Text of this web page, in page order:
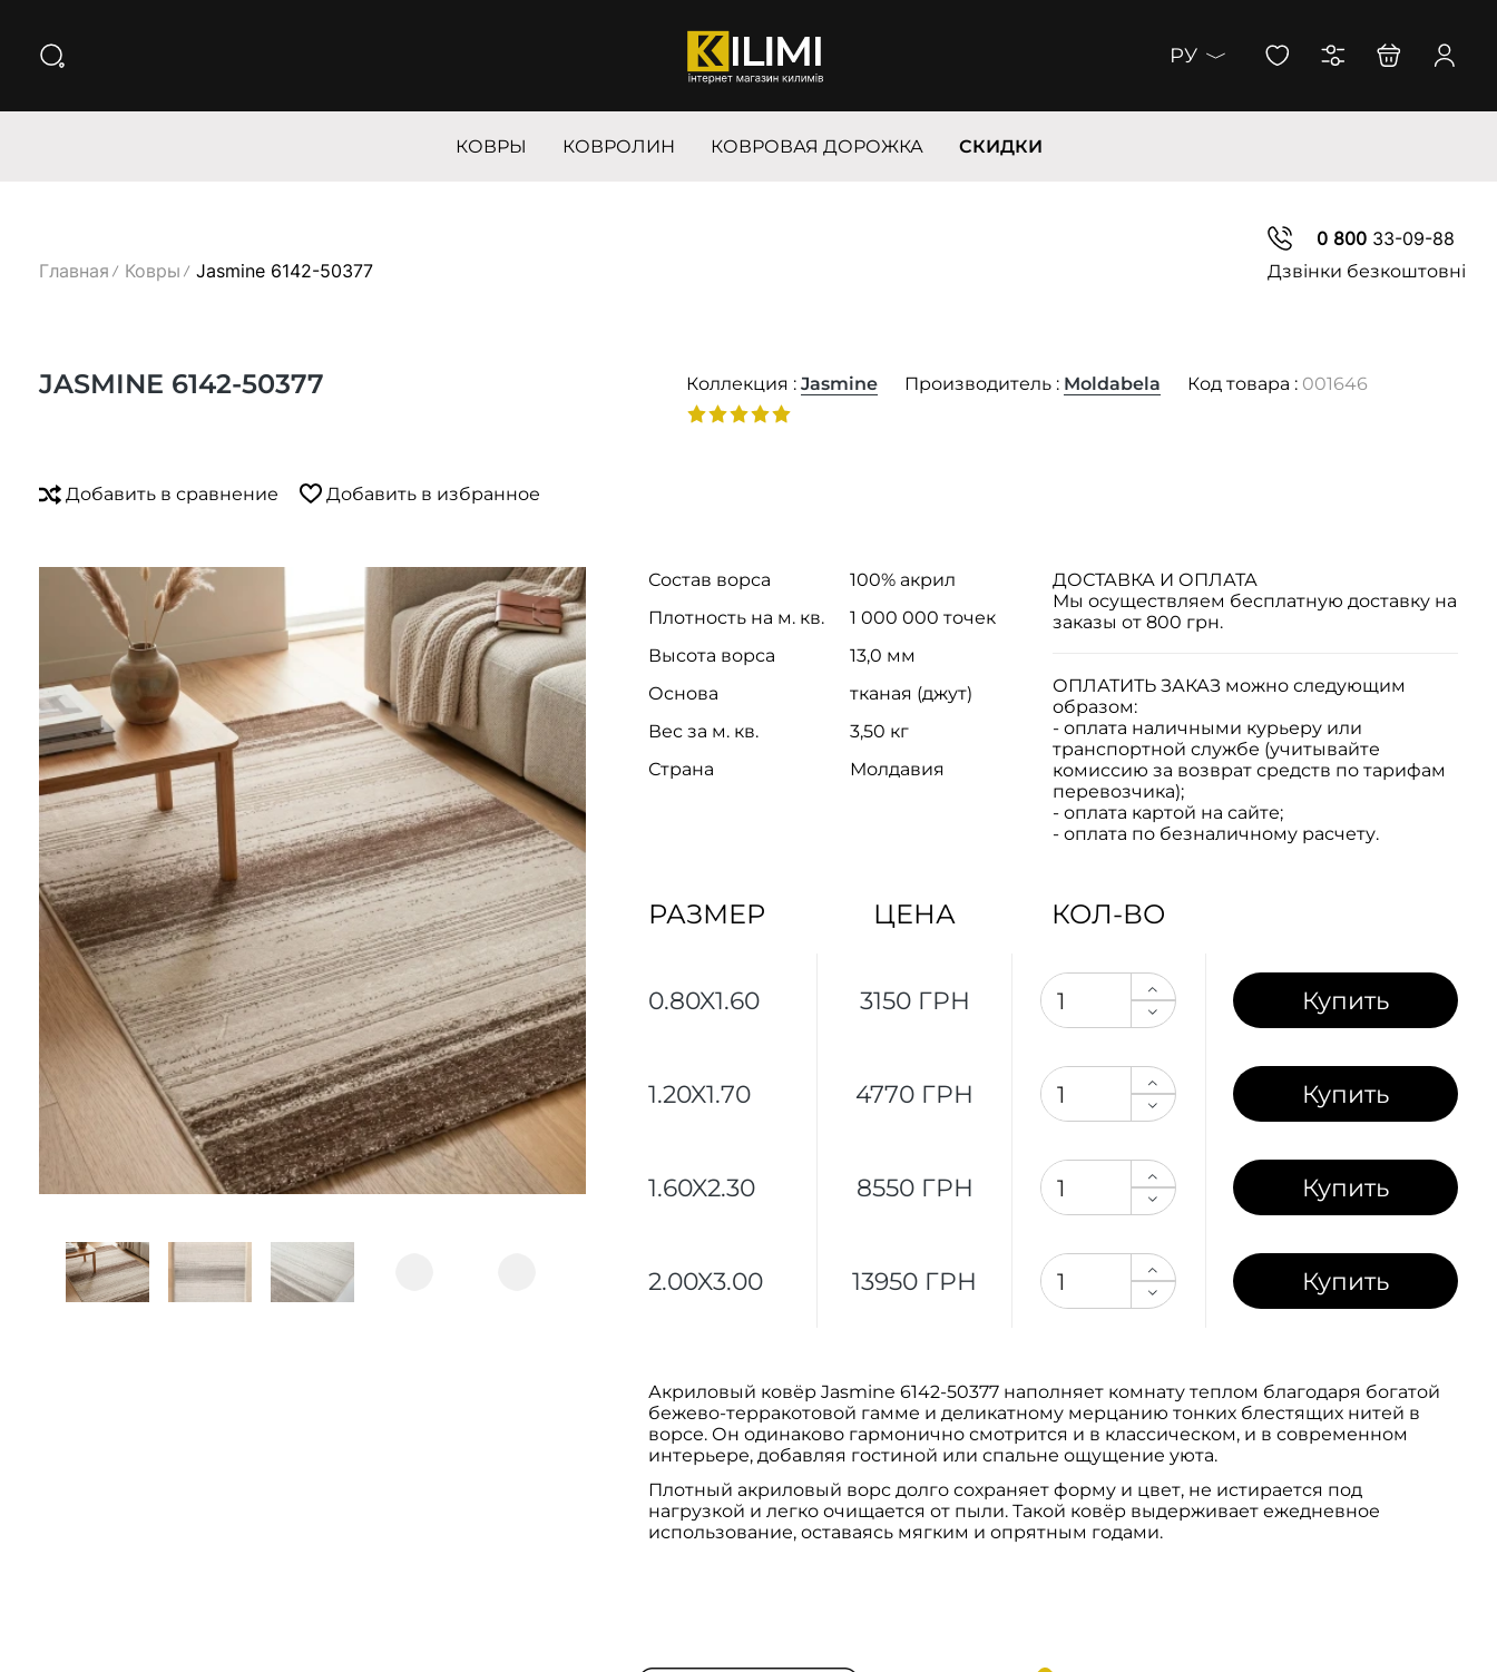
РУ
КОВРЫ КОВРОЛИН КОВРОВАЯ ДОРОЖКА СКИДКИ
Главная Ковры Jasmine 6142-50377
0 80033-09-88
Дзвінки безкоштовні
JASMINE 6142-50377 Коллекция :Jasmine Производитель : Moldabela Код товара : 001646
Добавить в сравнение Добавить в избранное
Состав ворса
100% акрил
Плотность на м. кв.
1 000 000 точек
Высота ворса
13,0 мм
Основа
тканая (джут)
Вес за м. кв.
3,50 кг
Страна
Молдавия
ДОСТАВКА И ОПЛАТА
Мы осуществляем бесплатную доставку на
заказы от 800 грн.
ОПЛАТИТЬ ЗАКАЗ можно следующим
образом:
- оплата наличными курьеру или
транспортной службе (учитывайте
комиссию за возврат средств по тарифам
перевозчика);
- оплата картой на сайте;
- оплата по безналичному расчету.
РАЗМЕР ЦЕНА КОЛ-ВО
0.80X1.60 3150 ГРН Купить
1.20X1.70 4770 ГРН Купить
1.60X2.30 8550 ГРН Купить
2.00X3.00 13950 ГРН Купить
Акриловый ковёр Jasmine 6142-50377 наполняет комнату теплом благодаря богатой
бежево-терракотовой гамме и деликатному мерцанию тонких блестящих нитей в
ворсе. Он одинаково гармонично смотрится и в классическом, и в современном
интерьере, добавляя гостиной или спальне ощущение уюта.
Плотный акриловый ворс долго сохраняет форму и цвет, не истирается под
нагрузкой и легко очищается от пыли. Такой ковёр выдерживает ежедневное
использование, оставаясь мягким и опрятным годами.